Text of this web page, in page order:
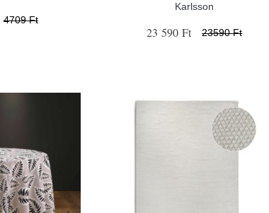
4709 Ft
Karlsson
23 590 Ft 23590 Ft